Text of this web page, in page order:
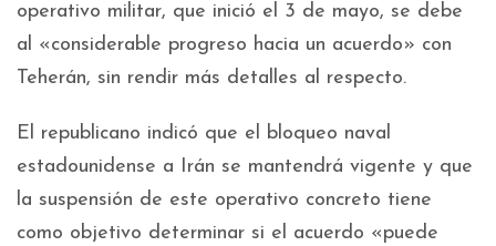
operativo militar, que inició el 3 de mayo, se debe
al «considerable progreso hacia un acuerdo» con
Teherán, sin rendir más detalles al respecto.
El republicano indicó que el bloqueo naval
estadounidense a Irán se mantendrá vigente y que
la suspensión de este operativo concreto tiene
como objetivo determinar si el acuerdo «puede